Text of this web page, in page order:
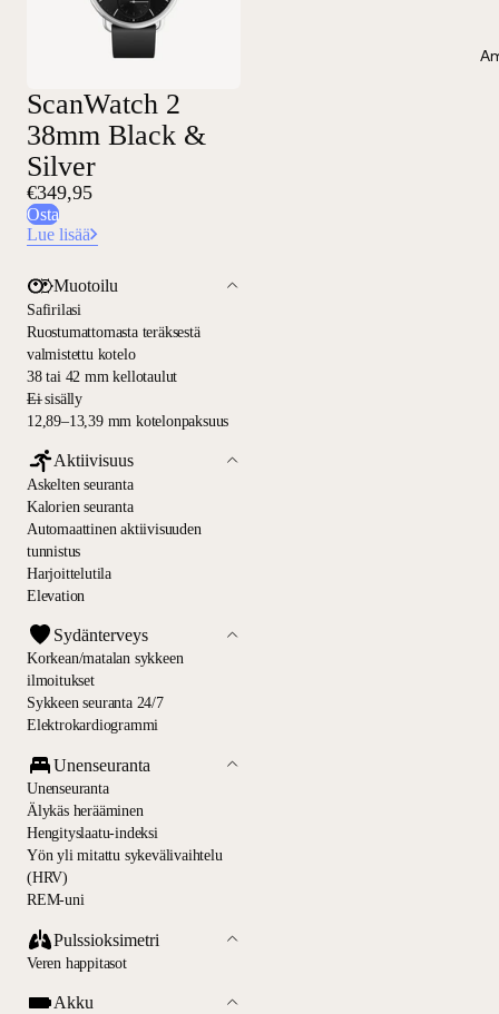
ScanWatch 2
38mm Black &
Silver
€349,95
Osta
Lue lisää
Muotoilu
Safirilasi
Ruostumattomasta teräksestä
valmistettu kotelo
38 tai 42 mm kellotaulut
—
Ei sisälly
12,89–13,39 mm kotelonpaksuus
Aktiivisuus
Askelten seuranta
Kalorien seuranta
Automaattinen aktiivisuuden
tunnistus
Harjoittelutila
Elevation
Sydänterveys
Korkean/matalan sykkeen
ilmoitukset
Sykkeen seuranta 24/7
Elektrokardiogrammi
Unenseuranta
Unenseuranta
Älykäs herääminen
Hengityslaatu-indeksi
Yön yli mitattu sykevälivaihtelu
(HRV)
REM-uni
Pulssioksimetri
Veren happitasot
Akku